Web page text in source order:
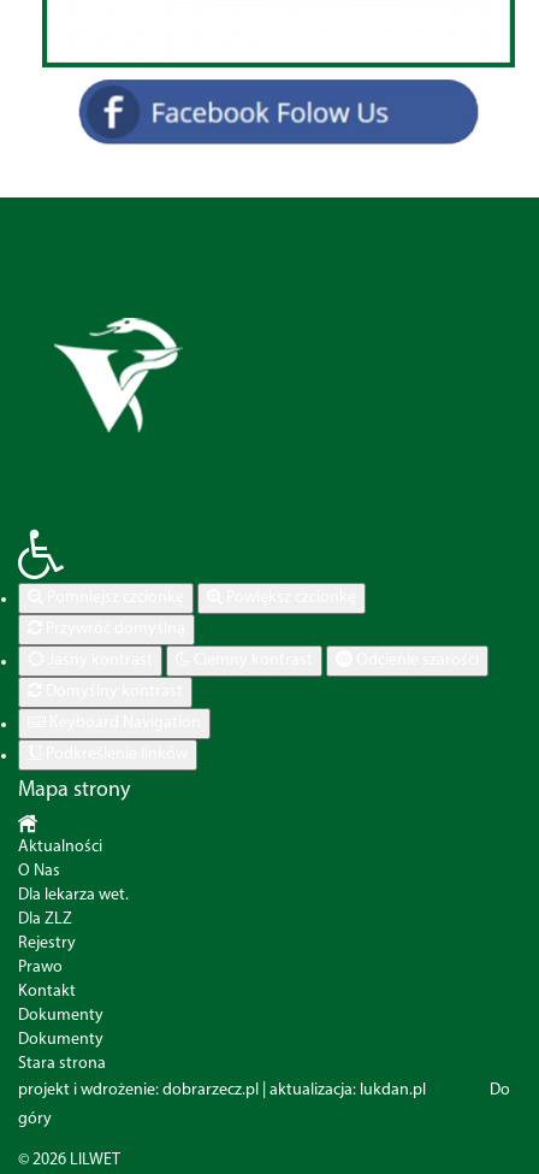
Mapa strony
Aktualności
O Nas
Dla lekarza wet.
Dla ZLZ
Rejestry
Prawo
Kontakt
Dokumenty
Dokumenty
Stara strona
projekt i wdrożenie: dobrarzecz.pl | aktualizacja: lukdan.pl
Do
góry
© 2026 LILWET